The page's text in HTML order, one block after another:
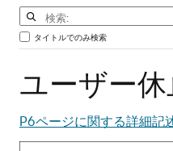
タイトルでのみ検索
ユーザー
P6ページに関する詳細記